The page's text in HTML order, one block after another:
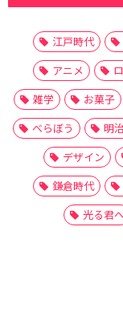
江戸時代
アニメ
雑学
お菓子
べらぼう
明
デザイン
鎌倉時代
光る君